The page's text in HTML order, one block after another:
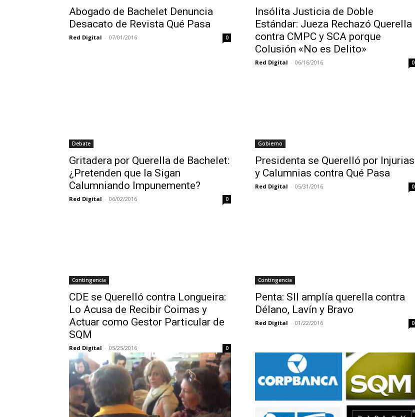
Abogado de Bachelet Denuncia
Desacato de Revista Qué Pasa
Red Digital - 07/01/2016 0
Insólita Justicia de Doble
Estándar: Jueza Rechazó Querella
contra CMPC y SCA porque
Colusión «No es Delito»
Red Digital - 06/16/2016 0
Debate
Gritadera por Querella de Bachelet:
¿Pretenden que la Sigan
Calumniando Impunemente?
Red Digital - 06/02/2016 0
Gobierno
Presidenta se Querelló por Injurias
y Calumnias contra Qué Pasa
Red Digital - 05/31/2016 0
Contingencia
CDE se Querelló contra Longueira:
Lo Acusa de Recibir Coimas y
Actuar como Gestor Particular de
SQM
Red Digital - 05/25/2016 0
Contingencia
Penta: SII amplía querella contra
Délano, Lavín y Bravo
Red Digital - 01/22/2016 0